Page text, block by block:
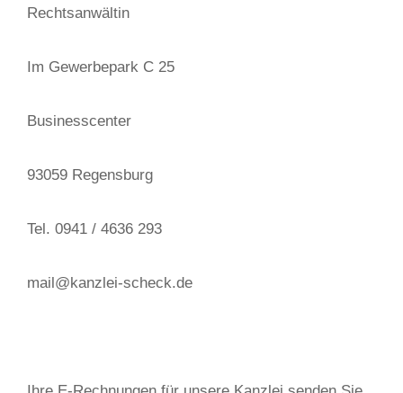
Rechtsanwältin
Im Gewerbepark C 25
Businesscenter
93059 Regensburg
Tel. 0941 / 4636 293
mail@kanzlei-scheck.de